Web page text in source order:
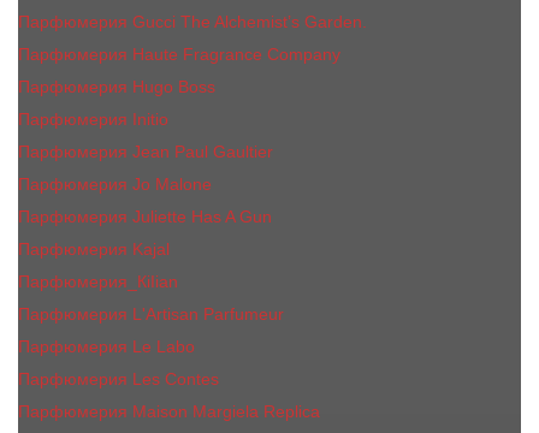
Парфюмерия Gucci The Alchemist’s Garden.
Парфюмерия Haute Fragrance Company
Парфюмерия Hugo Boss
Парфюмерия Initio
Парфюмерия Jean Paul Gaultier
Парфюмерия Jо Malоnе
Парфюмерия Juliette Has A Gun
Парфюмерия Kajal
Парфюмерия_КiIiаn
Парфюмерия L'Artisan Parfumeur
Парфюмерия Le Labo
Парфюмерия Les Contes
Парфюмерия Maison Margiela Replica